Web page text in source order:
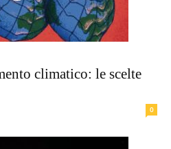
climatico: le scelte
0